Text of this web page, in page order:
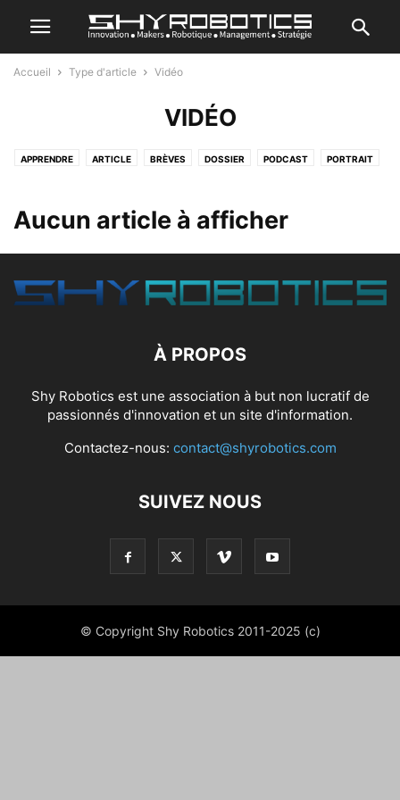
Accueil Type d'article Vidéo
VIDÉO
APPRENDRE ARTICLE BRÈVES DOSSIER PODCAST PORTRAIT
Aucun article à afficher
À PROPOS
Shy Robotics est une association à but non lucratif de
passionnés d'innovation et un site d'information.
Contactez-nous: contact@shyrobotics.com
SUIVEZ NOUS
© Copyright Shy Robotics 2011-2025 (c)